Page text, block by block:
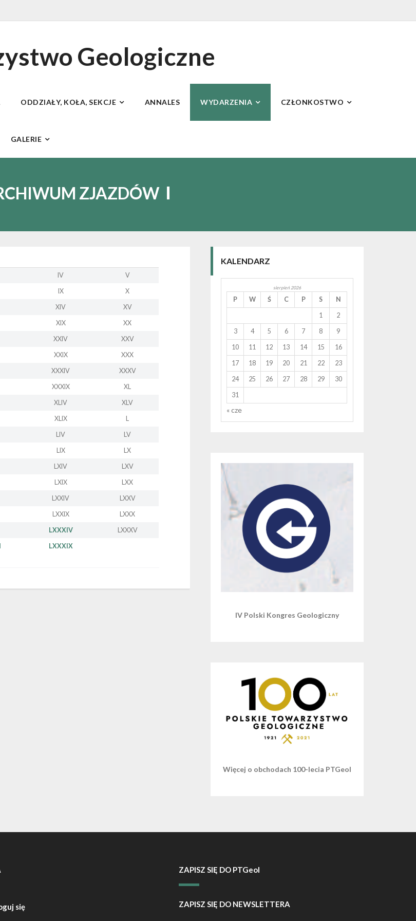
Geologiczne
ODDZIAŁY, KOŁA, SEKCJE ANNALES WYDARZENIA CZŁONKOSTWO
GALERIE
ZJAZDÓW
IV V
IX X
XIV XV
XIX XX
XXIV XXV
XXIX XXX
XXXIV XXXV
XXXIX XL
XLIV XLV
XLIX L
LIV LV
LIX LX
LXIV LXV
LXIX LXX
LXXIV LXXV
LXXIX LXXX
LXXXIV LXXXV
LXXXIX
KALENDARZ
sierpień 2026
P W Ś C P S N
1 2
3 4 5 6 7 8 9
10 11 12 13 14 15 16
17 18 19 20 21 22 23
24 25 26 27 28 29 30
31
« cze
IV Polski Kongres Geologiczny
Więcej o obchodach 100-lecia PTGeol
się
ZAPISZ SIĘ DO PTGeol
ZAPISZ SIĘ DO NEWSLETTERA